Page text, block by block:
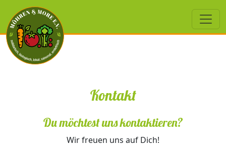
Kontakt
Du möchtest uns kontaktieren?
Wir freuen uns auf Dich!